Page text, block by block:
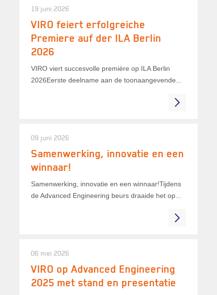
19 juni 2026
VIRO feiert erfolgreiche
Premiere auf der ILA Berlin
2026
VIRO viert succesvolle première op ILA Berlin
2026Eerste deelname aan de toonaangevende...
09 juni 2026
Samenwerking, innovatie en een
winnaar!
Samenwerking, innovatie en een winnaar!Tijdens
de Advanced Engineering beurs draaide het op...
06 mei 2026
VIRO op Advanced Engineering
2025 met stand en presentatie